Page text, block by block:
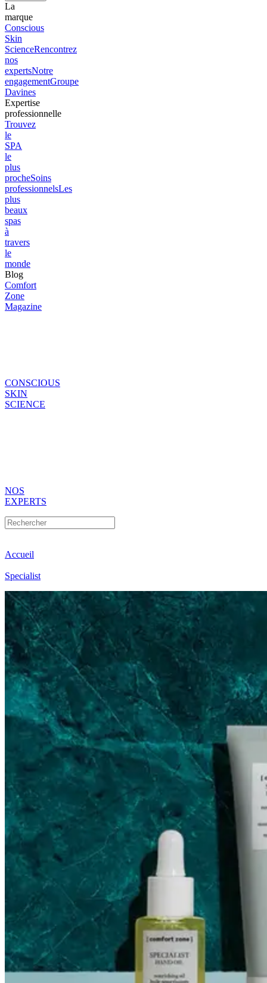
La
marque
Conscious
Skin
ScienceRencontrez
nos
expertsNotre
engagementGroupe
Davines
Expertise
professionnelle
Trouvez
le
SPA
le
plus
procheSoins
professionnelsLes
plus
beaux
spas
à
travers
le
monde
Blog
Comfort
Zone
Magazine
CONSCIOUS
SKIN
SCIENCE
NOS
EXPERTS
Accueil
Specialist